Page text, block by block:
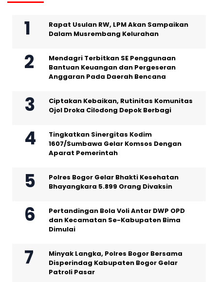
Rapat Usulan RW, LPM Akan Sampaikan
Dalam Musrembang Kelurahan
Mendagri Terbitkan SE Penggunaan
Bantuan Keuangan dan Pergeseran
Anggaran Pada Daerah Bencana
Ciptakan Kebaikan, Rutinitas Komunitas
Ojol Droka Cilodong Depok Berbagi
Tingkatkan Sinergitas Kodim
1607/Sumbawa Gelar Komsos Dengan
Aparat Pemerintah
Polres Bogor Gelar Bhakti Kesehatan
Bhayangkara 5.899 Orang Divaksin
Pertandingan Bola Voli Antar DWP OPD
dan Kecamatan Se-Kabupaten Bima
Dimulai
Minyak Langka, Polres Bogor Bersama
Disperindag Kabupaten Bogor Gelar
Patroli Pasar